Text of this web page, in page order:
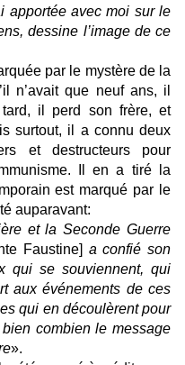
apportée avec moi sur le
dessine l’image de ce
par le mystère de la
n’avait que neuf ans, il
il perd son frère, et
surtout, il a connu deux
et destructeurs pour
Il en a tiré la
est marqué par le
auparavant:
et la Seconde Guerre
Faustine] a confié son
qui se souviennent, qui
aux événements de ces
qui en découlèrent pour
combien le message
».